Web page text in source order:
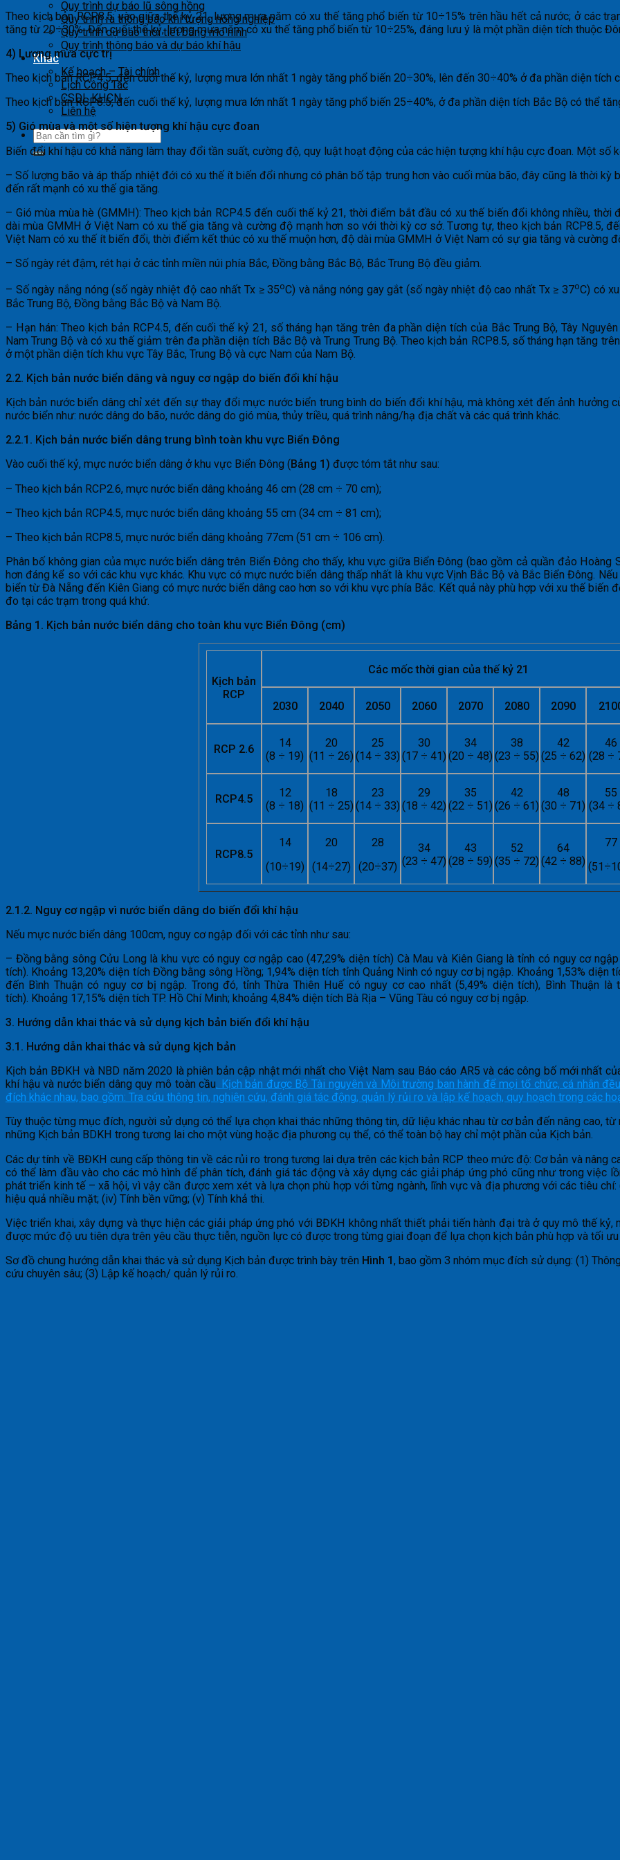
Quy trình dự báo lũ sông hồng
Quy trình ra thông báo khí tượng nông nghiệp
Quy trình dự báo thời tiết bằng mô hình
Quy trình thông báo và dự báo khí hậu
Khác
Kế hoạch – Tài chính
Lịch Công Tác
CSDL KHCN
Liên hệ
Theo kịch bản RCP8.5: vào giữa thế kỷ 21, lượng mưa năm có xu thế tăng phổ biến từ 10÷15% trên hầu hết cả nước; ở các
tăng từ 20÷30%. Đến cuối thế kỷ, lượng mưa năm có xu thế tăng phổ biến từ 10÷25%, đáng lưu ý là một phần diện tích thuộc
4) Lượng mưa cực trị
Theo kịch bản RCP4.5, đến cuối thế kỷ, lượng mưa lớn nhất 1 ngày tăng phổ biến 20÷30%, lên đến 30÷40% ở đa phần diện tích
Theo kịch bản RCP8.5, đến cuối thế kỷ, lượng mưa lớn nhất 1 ngày tăng phổ biến 25÷40%, ở đa phần diện tích Bắc Bộ có thể
5) Gió mùa và một số hiện tượng khí hậu cực đoan
Biến đổi khí hậu có khả năng làm thay đổi tần suất, cường độ, quy luật hoạt động của các hiện tượng khí hậu cực đoan. Một số
– Số lượng bão và áp thấp nhiệt đới có xu thế ít biến đổi nhưng có phân bố tập trung hơn vào cuối mùa bão, đây cũng là thời kỳ
đến rất mạnh có xu thế gia tăng.
– Gió mùa mùa hè (GMMH): Theo kịch bản RCP4.5 đến cuối thế kỷ 21, thời điểm bắt đầu có xu thế biến đổi không nhiều,
dài mùa GMMH ở Việt Nam có xu thế gia tăng và cường độ mạnh hơn so với thời kỳ cơ sở. Tương tự, theo kịch bản RCP8.5,
Việt Nam có xu thế ít biến đổi, thời điểm kết thúc có xu thế muộn hơn, độ dài mùa GMMH ở Việt Nam có sự gia tăng và cường
– Số ngày rét đậm, rét hại ở các tỉnh miền núi phía Bắc, Đồng bằng Bắc Bộ, Bắc Trung Bộ đều giảm.
– Số ngày nắng nóng (số ngày nhiệt độ cao nhất Tx ≥ 35oC) và nắng nóng gay gắt (số ngày nhiệt độ cao nhất Tx ≥ 37oC) có
Bắc Trung Bộ, Đồng bằng Bắc Bộ và Nam Bộ.
– Hạn hán: Theo kịch bản RCP4.5, đến cuối thế kỷ 21, số tháng hạn tăng trên đa phần diện tích của Bắc Trung Bộ, Tây
Nam Trung Bộ và có xu thế giảm trên đa phần diện tích Bắc Bộ và Trung Trung Bộ. Theo kịch bản RCP8.5, số tháng hạn tăng
ở một phần diện tích khu vực Tây Bắc, Trung Bộ và cực Nam của Nam Bộ.
2.2. Kịch bản nước biển dâng và nguy cơ ngập do biến đổi khí hậu
Kịch bản nước biển dâng chỉ xét đến sự thay đổi mực nước biển trung bình do biến đổi khí hậu, mà không xét đến ảnh hưởng
nước biển như: nước dâng do bão, nước dâng do gió mùa, thủy triều, quá trình nâng/hạ địa chất và các quá trình khác.
2.2.1. Kịch bản nước biển dâng trung bình toàn khu vực Biển Đông
Vào cuối thế kỷ, mực nước biển dâng ở khu vực Biển Đông ( Bảng 1) được tóm tắt như sau:
– Theo kịch bản RCP2.6, mực nước biển dâng khoảng 46 cm (28 cm ÷ 70 cm);
– Theo kịch bản RCP4.5, mực nước biển dâng khoảng 55 cm (34 cm ÷ 81 cm);
– Theo kịch bản RCP8.5, mực nước biển dâng khoảng 77cm (51 cm ÷ 106 cm).
Phân bố không gian của mực nước biển dâng trên Biển Đông cho thấy, khu vực giữa Biển Đông (bao gồm cả quần đảo Hoàng
hơn đáng kể so với các khu vực khác. Khu vực có mực nước biển dâng thấp nhất là khu vực Vịnh Bắc Bộ và Bắc Biển Đông.
biển từ Đà Nẵng đến Kiên Giang có mực nước biển dâng cao hơn so với khu vực phía Bắc. Kết quả này phù hợp với xu thế
đo tại các trạm trong quá khứ.
Bảng 1. Kịch bản nước biển dâng cho toàn khu vực Biển Đông (cm)
Kịch bản
RCP
Các mốc thời gian của thế kỷ 21
2030 2040 2050 2060 2070 2080 2090
RCP 2.6
14
(8 ÷ 19)
20
(11 ÷ 26)
25
(14 ÷ 33)
30
(17 ÷ 41)
34
(20 ÷ 48)
38
(23 ÷ 55)
42
(25 ÷ 62)
46
(28 ÷
RCP4.5
12
(8 ÷ 18)
18
(11 ÷ 25)
23
(14 ÷ 33)
29
(18 ÷ 42)
35
(22 ÷ 51)
42
(26 ÷ 61)
48
(30 ÷ 71)
55
(34 ÷
RCP8.5
14
(10÷19)
20
(14÷27)
28
(20÷37)
34
(23 ÷ 47)
43
(28 ÷ 59)
52
(35 ÷ 72)
64
(42 ÷ 88)
77
2.1.2. Nguy cơ ngập vì nước biển dâng do biến đổi khí hậu
Nếu mực nước biển dâng 100cm, nguy cơ ngập đối với các tỉnh như sau:
– Đồng bằng sông Cửu Long là khu vực có nguy cơ ngập cao (47,29% diện tích) Cà Mau và Kiên Giang là tỉnh có nguy cơ
tích). Khoảng 13,20% diện tích Đồng bằng sông Hồng; 1,94% diện tích tỉnh Quảng Ninh có nguy cơ bị ngập. Khoảng 1,53% diện
đến Bình Thuận có nguy cơ bị ngập. Trong đó, tỉnh Thừa Thiên Huế có nguy cơ cao nhất (5,49% diện tích), Bình Thuận
tích). Khoảng 17,15% diện tích TP. Hồ Chí Minh; khoảng 4,84% diện tích Bà Rịa – Vũng Tàu có nguy cơ bị ngập.
3. Hướng dẫn khai thác và sử dụng kịch bản biến đổi khí hậu
3.1. Hướng dẫn khai thác và sử dụng kịch bản
Kịch bản BĐKH và NBD năm 2020 là phiên bản cập nhật mới nhất cho Việt Nam sau Báo cáo AR5 và các công bố mới nhất
khí hậu và nước biển dâng quy mô toàn cầu. Kịch bản được Bộ Tài nguyên và Môi trường ban hành để mọi tổ chức, cá nhân
đích khác nhau, bao gồm: Tra cứu thông tin, nghiên cứu, đánh giá tác động, quản lý rủi ro và lập kế hoạch, quy hoạch trong các
Tùy thuộc từng mục đích, người sử dụng có thể lựa chọn khai thác những thông tin, dữ liệu khác nhau từ cơ bản đến nâng cao,
những Kịch bản BDKH trong tương lai cho một vùng hoặc địa phương cụ thể, có thể toàn bộ hay chỉ một phần của Kịch bản.
Các dự tính về BĐKH cung cấp thông tin về các rủi ro trong tương lai dựa trên các kịch bản RCP theo mức độ: Cơ bản và nâng
có thể làm đầu vào cho các mô hình để phân tích, đánh giá tác động và xây dựng các giải pháp ứng phó cũng như trong việc
phát triển kinh tế – xã hội, vì vậy cần được xem xét và lựa chọn phù hợp với từng ngành, lĩnh vực và địa phương với các tiêu
hiệu quả nhiều mặt; (iv) Tính bền vững; (v) Tính khả thi.
Việc triển khai, xây dựng và thực hiện các giải pháp ứng phó với BĐKH không nhất thiết phải tiến hành đại trà ở quy mô thế kỷ,
được mức độ ưu tiên dựa trên yêu cầu thực tiễn, nguồn lực có được trong từng giai đoạn để lựa chọn kịch bản phù hợp và tối ưu
Sơ đồ chung hướng dẫn khai thác và sử dụng Kịch bản được trình bày trên Hình 1, bao gồm 3 nhóm mục đích sử dụng: (1)
cứu chuyên sâu; (3) Lập kế hoạch/ quản lý rủi ro.